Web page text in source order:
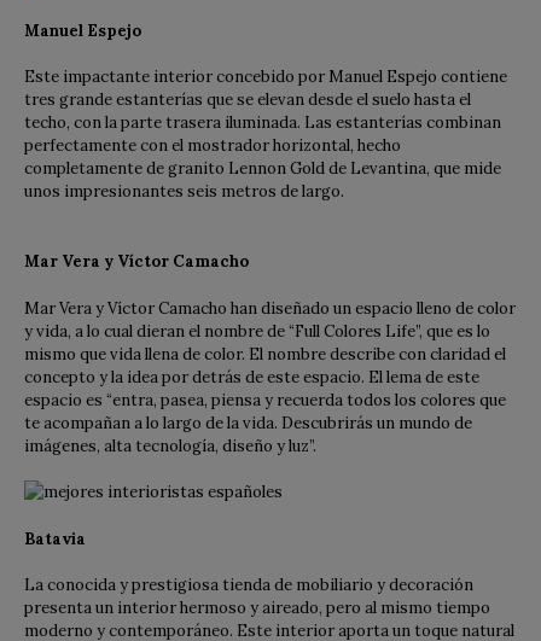
Manuel Espejo
Este impactante interior concebido por Manuel Espejo contiene
tres grande estanterías que se elevan desde el suelo hasta el
techo, con la parte trasera iluminada. Las estanterías combinan
perfectamente con el mostrador horizontal, hecho
completamente de granito Lennon Gold de Levantina, que mide
unos impresionantes seis metros de largo.
Mar Vera y Víctor Camacho
Mar Vera y Víctor Camacho han diseñado un espacio lleno de color
y vida, a lo cual dieran el nombre de “Full Colores Life”, que es lo
mismo que vida llena de color. El nombre describe con claridad el
concepto y la idea por detrás de este espacio. El lema de este
espacio es “entra, pasea, piensa y recuerda todos los colores que
te acompañan a lo largo de la vida. Descubrirás un mundo de
imágenes, alta tecnología, diseño y luz”.
Batavia
La conocida y prestigiosa tienda de mobiliario y decoración
presenta un interior hermoso y aireado, pero al mismo tiempo
moderno y contemporáneo. Este interior aporta un toque natural